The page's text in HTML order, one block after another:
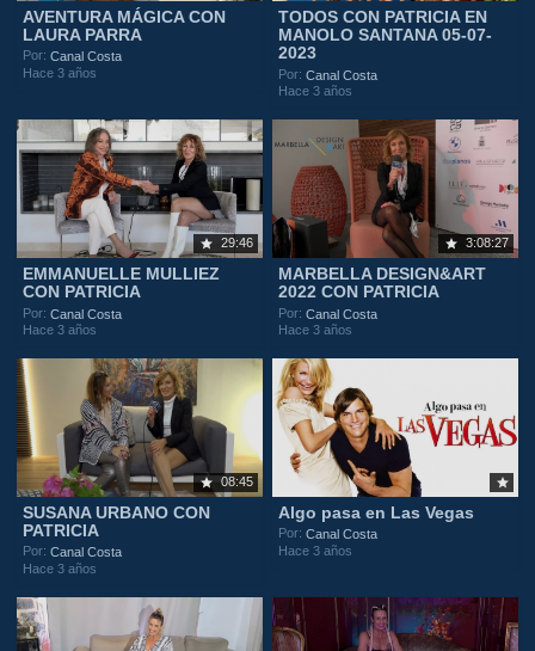
AVENTURA MÁGICA CON
LAURA PARRA
Por:Canal Costa
Hace 3 años
TODOS CON PATRICIA EN
MANOLO SANTANA 05-07-
2023
Por:Canal Costa
Hace 3 años
29:46
EMMANUELLE MULLIEZ
CON PATRICIA
Por:Canal Costa
Hace 3 años
3:08:27
MARBELLA DESIGN&ART
2022 CON PATRICIA
Por:Canal Costa
Hace 3 años
08:45
SUSANA URBANO CON
PATRICIA
Por:Canal Costa
Hace 3 años
Algo pasa en Las Vegas
Por:Canal Costa
Hace 3 años